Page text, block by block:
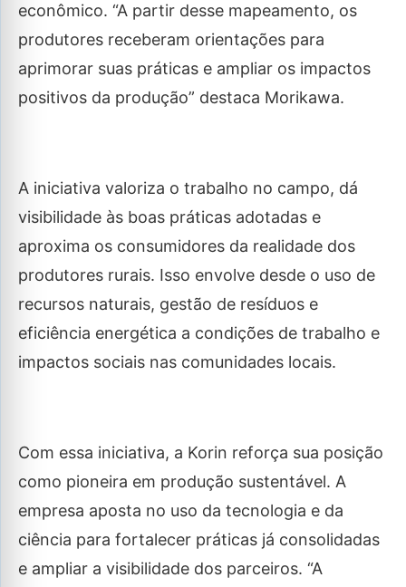
econômico. “A partir desse mapeamento, os
produtores receberam orientações para
aprimorar suas práticas e ampliar os impactos
positivos da produção” destaca Morikawa.
A iniciativa valoriza o trabalho no campo, dá
visibilidade às boas práticas adotadas e
aproxima os consumidores da realidade dos
produtores rurais. Isso envolve desde o uso de
recursos naturais, gestão de resíduos e
eficiência energética a condições de trabalho e
impactos sociais nas comunidades locais.
Com essa iniciativa, a Korin reforça sua posição
como pioneira em produção sustentável. A
empresa aposta no uso da tecnologia e da
ciência para fortalecer práticas já consolidadas
e ampliar a visibilidade dos parceiros. “A